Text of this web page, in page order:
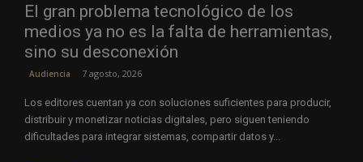
El gran problema tecnológico de los
medios ya no es la falta de herramientas,
sino su desconexión
Audiencia 7 agosto, 2026
Los editores cuentan ya con soluciones suficientes para producir,
distribuir y monetizar noticias digitales, pero siguen teniendo
dificultades para integrar sistemas, compartir datos y...